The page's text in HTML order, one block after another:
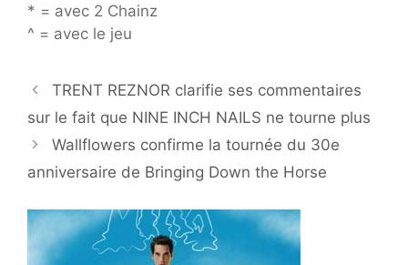
* = avec 2 Chainz
^ = avec le jeu
TRENT REZNOR clarifie ses commentaires
sur le fait que NINE INCH NAILS ne tourne plus
Wallflowers confirme la tournée du 30e
anniversaire de Bringing Down the Horse